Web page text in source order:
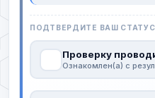
ПОДТВЕРДИТЕ ВАШ СТАТУС
Проверку
Ознакомлен(а) с